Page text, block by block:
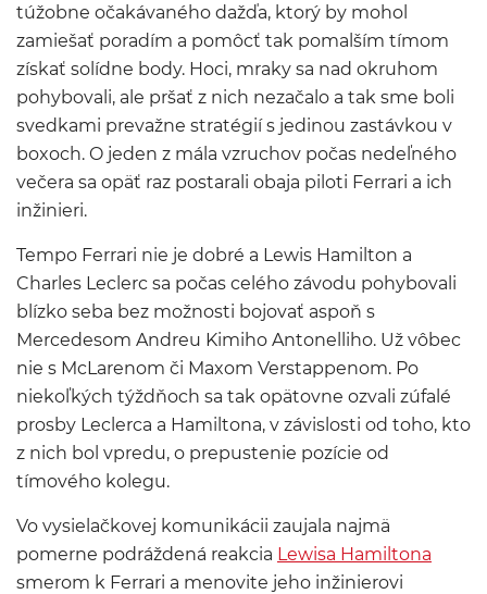
túžobne očakávaného dažďa, ktorý by mohol
zamiešať poradím a pomôcť tak pomalším tímom
získať solídne body. Hoci, mraky sa nad okruhom
pohybovali, ale pršať z nich nezačalo a tak sme boli
svedkami prevažne stratégií s jedinou zastávkou v
boxoch. O jeden z mála vzruchov počas nedeľného
večera sa opäť raz postarali obaja piloti Ferrari a ich
inžinieri.
Tempo Ferrari nie je dobré a Lewis Hamilton a
Charles Leclerc sa počas celého závodu pohybovali
blízko seba bez možnosti bojovať aspoň s
Mercedesom Andreu Kimiho Antonelliho. Už vôbec
nie s McLarenom či Maxom Verstappenom. Po
niekoľkých týždňoch sa tak opätovne ozvali zúfalé
prosby Leclerca a Hamiltona, v závislosti od toho, kto
z nich bol vpredu, o prepustenie pozície od
tímového kolegu.
Vo vysielačkovej komunikácii zaujala najmä
pomerne podráždená reakcia Lewisa Hamiltona
smerom k Ferrari a menovite jeho inžinierovi